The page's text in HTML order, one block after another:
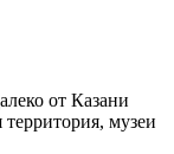
от Казани
музеи